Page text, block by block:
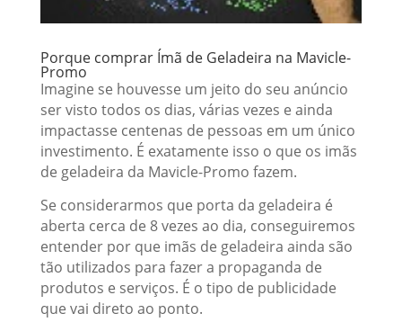
Porque comprar Ímã de Geladeira na Mavicle-
Promo
Imagine se houvesse um jeito do seu anúncio
ser visto todos os dias, várias vezes e ainda
impactasse centenas de pessoas em um único
investimento. É exatamente isso o que os imãs
de geladeira da Mavicle-Promo fazem.
Se considerarmos que porta da geladeira é
aberta cerca de 8 vezes ao dia, conseguiremos
entender por que imãs de geladeira ainda são
tão utilizados para fazer a propaganda de
produtos e serviços. É o tipo de publicidade
que vai direto ao ponto.